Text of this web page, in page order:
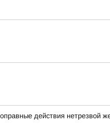
действия нетрезвой